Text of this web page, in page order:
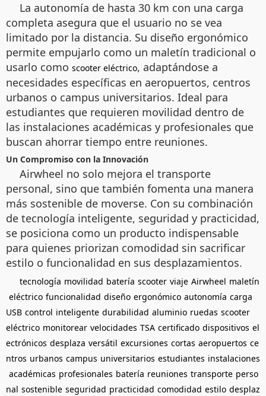
La autonomía de hasta 30 km con una carga
completa asegura que el usuario no se vea
limitado por la distancia. Su diseño ergonómico
permite empujarlo como un maletín tradicional o
usarlo como scooter eléctrico, adaptándose a
necesidades específicas en aeropuertos, centros
urbanos o campus universitarios. Ideal para
estudiantes que requieren movilidad dentro de
las instalaciones académicas y profesionales que
buscan ahorrar tiempo entre reuniones.
Un Compromiso con la Innovación
Airwheel no solo mejora el transporte
personal, sino que también fomenta una manera
más sostenible de moverse. Con su combinación
de tecnología inteligente, seguridad y practicidad,
se posiciona como un producto indispensable
para quienes priorizan comodidad sin sacrificar
estilo o funcionalidad en sus desplazamientos.
tecnología movilidad batería scooter viaje Airwheel maletín
eléctrico funcionalidad diseño ergonómico autonomía carga
USB control inteligente durabilidad aluminio ruedas scooter
eléctrico monitorear velocidades TSA certificado dispositivos el
ectrónicos desplaza versátil excursiones cortas aeropuertos ce
ntros urbanos campus universitarios estudiantes instalaciones
académicas profesionales batería reuniones transporte perso
nal sostenible seguridad practicidad comodidad estilo desplaz